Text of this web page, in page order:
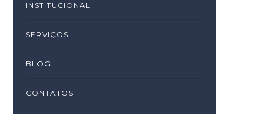
INSTITUCIONAL
SERVIÇOS
BLOG
CONTATOS